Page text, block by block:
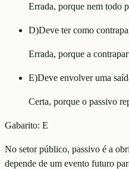
Errada, porque nem todo
D)Deve ter como
Errada, porque a
E)Deve envolver uma
Certa, porque o passivo
Gabarito: E
No setor público, passivo é a
depende de um evento futuro